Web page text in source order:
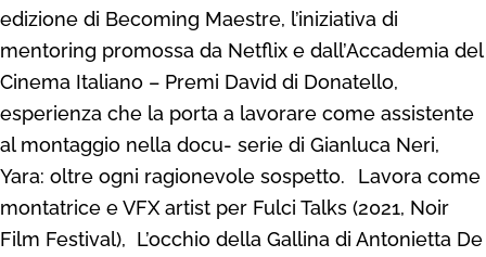
edizione di Becoming Maestre, l’iniziativa di
mentoring promossa da Netflix e dall’Accademia del
Cinema Italiano – Premi David di Donatello,
esperienza che la porta a lavorare come assistente
al montaggio nella docu- serie di Gianluca Neri,
Yara: oltre ogni ragionevole sospetto.
Lavora come
montatrice e VFX artist per Fulci Talks (2021, Noir
Film Festival), L’occhio della Gallina di Antonietta De